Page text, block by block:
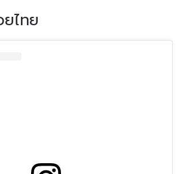
ไทย